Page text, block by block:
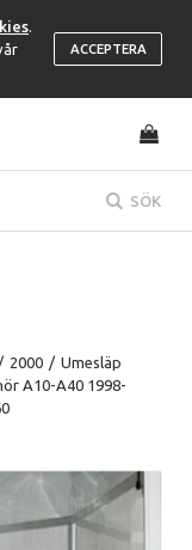
ACCEPTERA
SÖK
/ 2000 / Umesläp
A10-A40 1998-